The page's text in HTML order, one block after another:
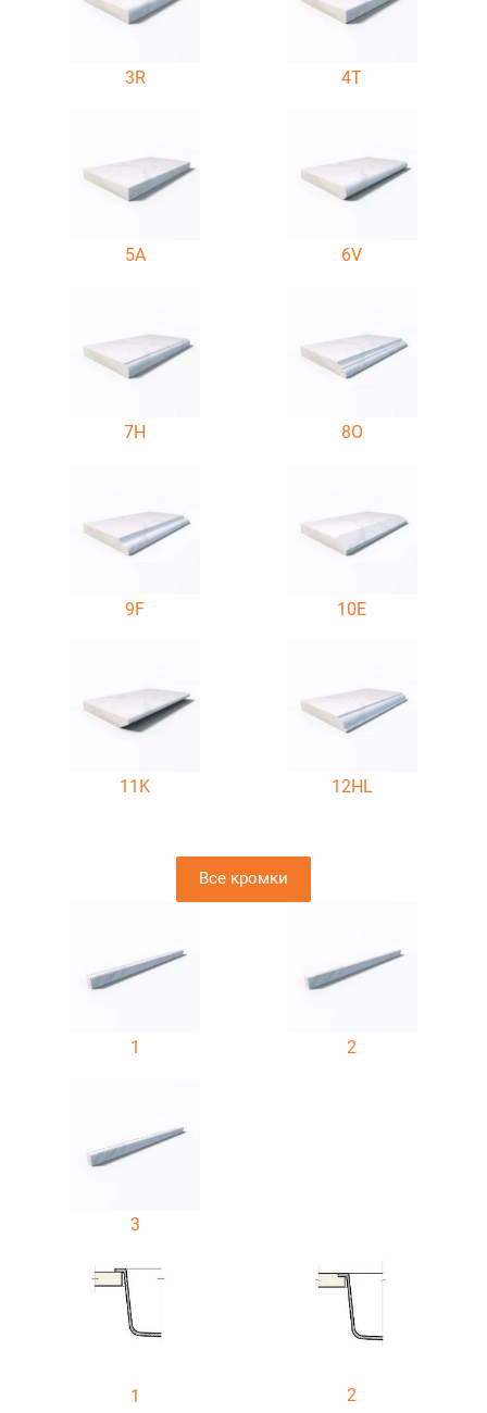
3R 4T
5A 6V
7H 8O
9F 10E
11K 12HL
Все кромки
1 2
3
1 2